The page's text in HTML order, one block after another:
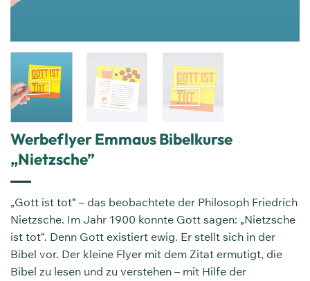
Werbeflyer Emmaus Bibelkurse
„Nietzsche”
„Gott ist tot“ – das beobachtete der Philosoph Friedrich
Nietzsche. Im Jahr 1900 konnte Gott sagen: „Nietzsche
ist tot“. Denn Gott existiert ewig. Er stellt sich in der
Bibel vor. Der kleine Flyer mit dem Zitat ermutigt, die
Bibel zu lesen und zu verstehen – mit Hilfe der